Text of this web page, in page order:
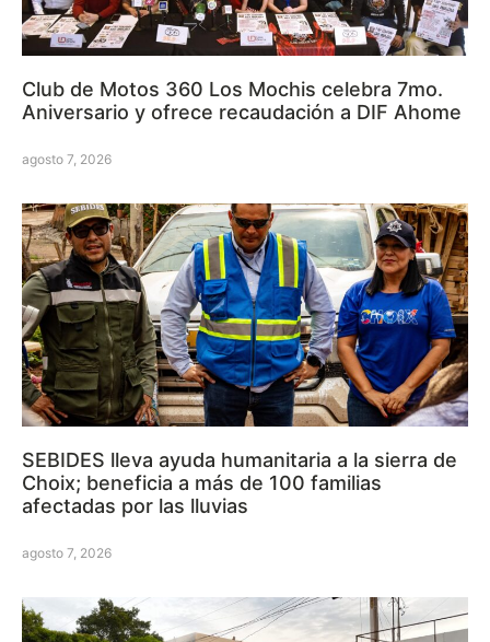
Club de Motos 360 Los Mochis celebra 7mo.
Aniversario y ofrece recaudación a DIF Ahome
agosto 7, 2026
SEBIDES lleva ayuda humanitaria a la sierra de
Choix; beneficia a más de 100 familias
afectadas por las lluvias
agosto 7, 2026